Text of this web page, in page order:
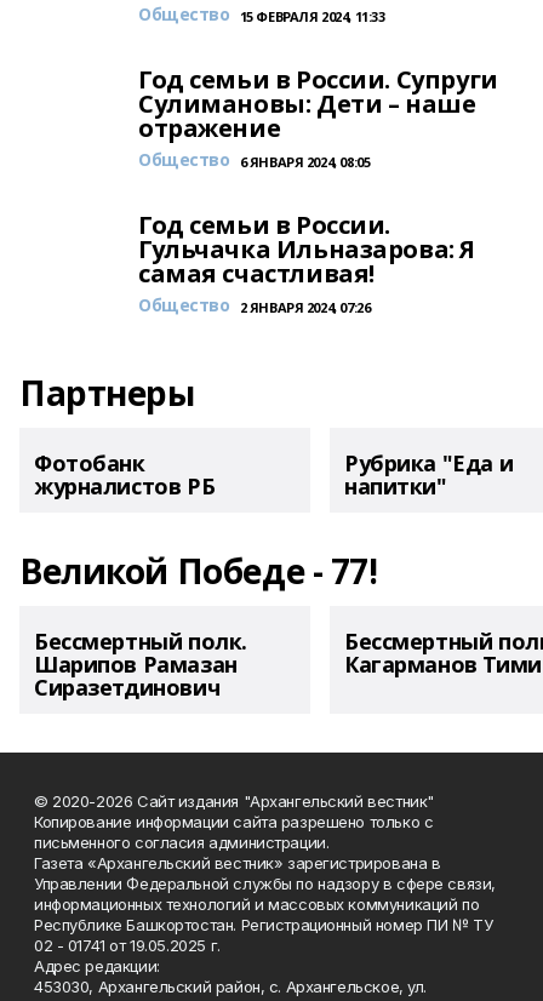
Общество 15 ФЕВРАЛЯ 2024, 11:33
Год семьи в России. Супруги
Сулимановы: Дети – наше
отражение
Общество 6 ЯНВАРЯ 2024, 08:05
Год семьи в России.
Гульчачка Ильназарова: Я
самая счастливая!
Общество 2 ЯНВАРЯ 2024, 07:26
Партнеры
Фотобанк
журналистов РБ
Рубрика "Еда и
напитки"
Великой Победе - 77!
Бессмертный полк.
Шарипов Рамазан
Сиразетдинович
Бессмертный
Кагарманов
© 2020-2026 Сайт издания "Архангельский вестник"
Копирование информации сайта разрешено только с
письменного согласия администрации.
Газета «Архангельский вестник» зарегистрирована в
Управлении Федеральной службы по надзору в сфере связи,
информационных технологий и массовых коммуникаций по
Республике Башкортостан. Регистрационный номер ПИ № ТУ
02 - 01741 от 19.05.2025 г.
Адрес редакции:
453030, Архангельский район, с. Архангельское, ул.